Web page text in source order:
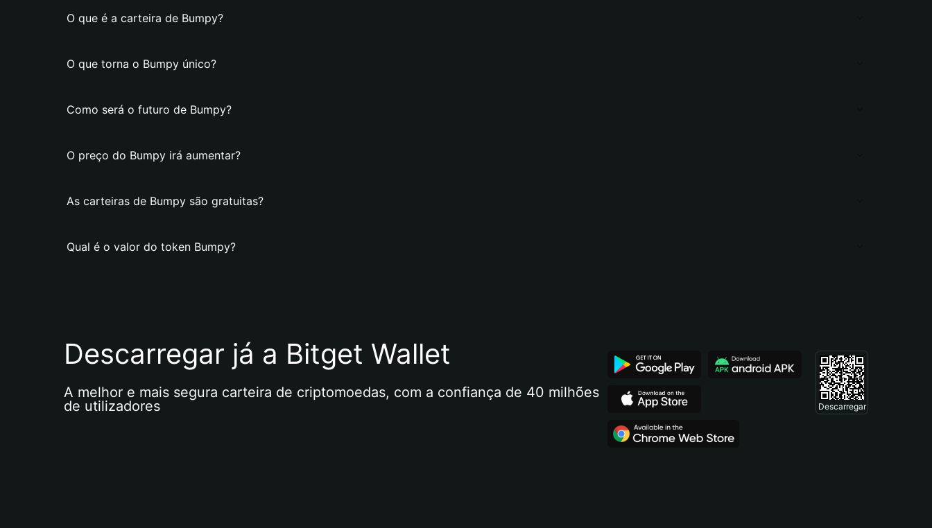
O que é a carteira de Bumpy?
O que torna o Bumpy único?
Como será o futuro de Bumpy?
O preço do Bumpy irá aumentar?
As carteiras de Bumpy são gratuitas?
Qual é o valor do token Bumpy?
Descarregar já a Bitget Wallet
A melhor e mais segura carteira de criptomoedas, com a confiança de 40 milhões
de utilizadores
Descarregar